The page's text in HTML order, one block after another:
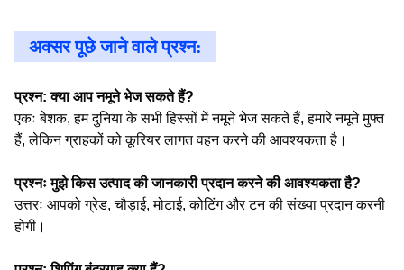
अक्सर पूछे जाने वाले प्रश्न:
प्रश्न: क्या आप नमूने भेज सकते हैं?
एकः बेशक, हम दुनिया के सभी हिस्सों में नमूने भेज सकते हैं, हमारे नमूने मुफ्त
हैं, लेकिन ग्राहकों को कूरियर लागत वहन करने की आवश्यकता है।
प्रश्नः मुझे किस उत्पाद की जानकारी प्रदान करने की आवश्यकता है?
उत्तरः आपको ग्रेड, चौड़ाई, मोटाई, कोटिंग और टन की संख्या प्रदान करनी
होगी।